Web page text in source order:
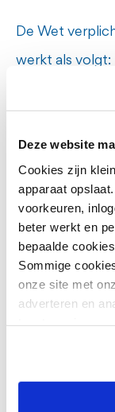
Deze website
Cookies zijn
apparaat
voorkeuren,
beter werkt en
bepaalde
Sommige
onze site met
adverteren en
De zorg
maar ook
familie en
aan de
omgeving
een
De Wet
werkt als volgt:
het
kan
De
een korte